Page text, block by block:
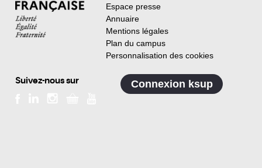
Espace presse
Annuaire
Mentions légales
Plan du campus
Personnalisation des cookies
Suivez-nous sur Connexion ksup